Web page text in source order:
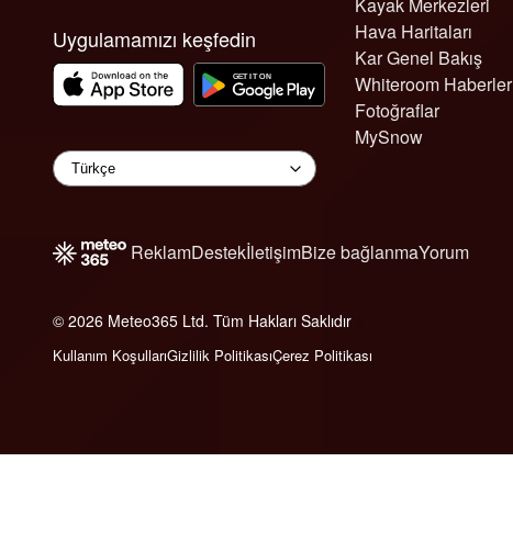
Uygulamamızı keşfedin
Hava Haritaları
Kar Genel Bakış
Whiteroom Haberler
Fotoğraflar
MySnow
ReklamDestekİletişimBize bağlanmaYorum
© 2026 Meteo365 Ltd. Tüm Hakları Saklıdır
Kullanım KoşullarıGizlilik PolitikasıÇerez Politikası